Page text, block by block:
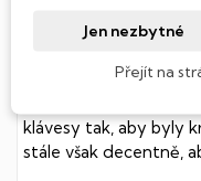
klávesy tak, aby byly
stále však decentně,
Jen nezbytné
Přejít na